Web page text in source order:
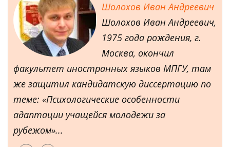
Шолохов Иван Андреевич
Шолохов Иван Андреевич,
1975 года рождения, г.
Москва, окончил
факультет иностранных языков МПГУ, там
же защитил кандидатскую диссертацию по
теме: «Психологические особенности
адаптации учащейся молодежи за
рубежом»...